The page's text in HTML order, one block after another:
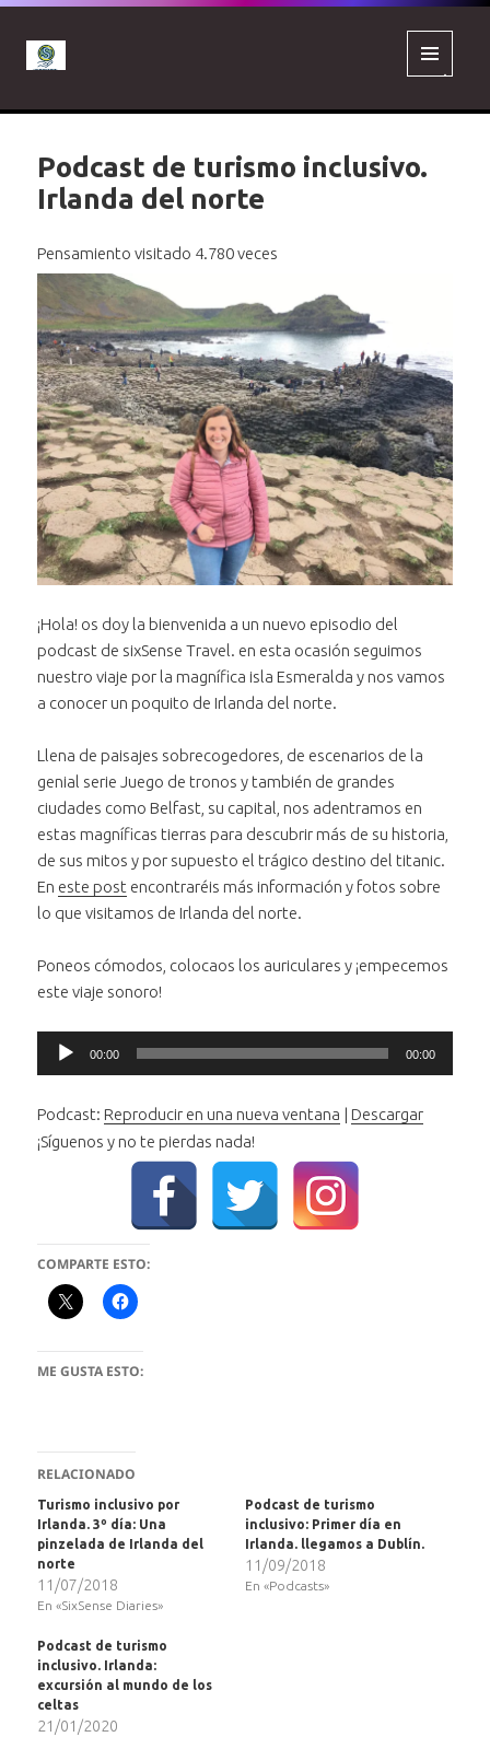
WIDGETS
Podcast de turismo inclusivo.
Irlanda del norte
Pensamiento visitado 4.780 veces
¡Hola! os doy la bienvenida a un nuevo episodio del
podcast de sixSense Travel. en esta ocasión seguimos
nuestro viaje por la magnífica isla Esmeralda y nos vamos
a conocer un poquito de Irlanda del norte.
Llena de paisajes sobrecogedores, de escenarios de la
genial serie Juego de tronos y también de grandes
ciudades como Belfast, su capital, nos adentramos en
estas magníficas tierras para descubrir más de su historia,
de sus mitos y por supuesto el trágico destino del titanic.
En este post encontraréis más información y fotos sobre
lo que visitamos de Irlanda del norte.
Poneos cómodos, colocaos los auriculares y ¡empecemos
este viaje sonoro!
Reproductor
00:00 00:00
Podcast: Reproducir en una nueva ventana | Descargar
¡Síguenos y no te pierdas nada!
COMPARTE ESTO:
ME GUSTA ESTO:
RELACIONADO
Turismo inclusivo por
Irlanda. 3º día: Una
pinzelada de Irlanda del
norte
11/07/2018
En «SixSense Diaries»
Podcast de turismo
inclusivo: Primer día en
Irlanda. llegamos a Dublín.
11/09/2018
En «Podcasts»
Podcast de turismo
inclusivo. Irlanda:
excursión al mundo de los
celtas
21/01/2020